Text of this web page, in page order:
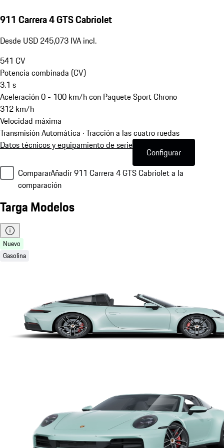
911 Carrera 4 GTS Cabriolet
Desde USD 245,073 IVA incl.
541 CV
Potencia combinada (CV)
3.1 s
Aceleración 0 - 100 km/h con Paquete Sport Chrono
312 km/h
Velocidad máxima
Transmisión Automática · Tracción a las cuatro ruedas
Datos técnicos y equipamiento de serie
Configurar
CompararAñadir 911 Carrera 4 GTS Cabriolet a la
comparación
Targa Modelos
Nuevo
Gasolina